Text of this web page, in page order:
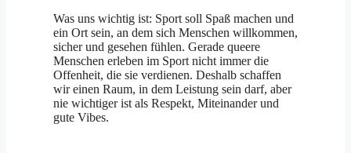
Was uns wichtig ist: Sport soll Spaß machen und
ein Ort sein, an dem sich Menschen willkommen,
sicher und gesehen fühlen. Gerade queere
Menschen erleben im Sport nicht immer die
Offenheit, die sie verdienen. Deshalb schaffen
wir einen Raum, in dem Leistung sein darf, aber
nie wichtiger ist als Respekt, Miteinander und
gute Vibes.